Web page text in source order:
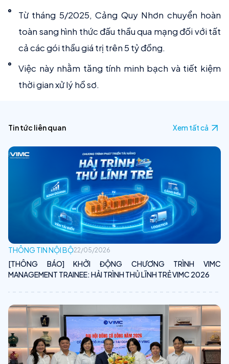
Từ tháng 5/2025, Cảng Quy Nhơn chuyển hoàn
toàn sang hình thức đấu thầu qua mạng đối với tất
cả các gói thầu giá trị trên 5 tỷ đồng.
Việc này nhằm tăng tính minh bạch và tiết kiệm
thời gian xử lý hồ sơ.
Tin tức liên quan Xem tất cả
THÔNG TIN NỘI BỘ22/05/2026
[THÔNG BÁO] KHỞI ĐỘNG CHƯƠNG TRÌNH VIMC
MANAGEMENT TRAINEE: HẢI TRÌNH THỦ LĨNH TRẺ VIMC 2026